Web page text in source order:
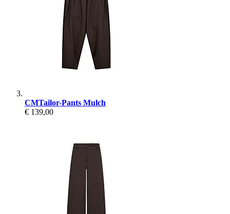
CMTailor-Pants Mulch
€ 139,00